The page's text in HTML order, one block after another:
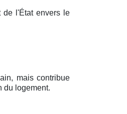
de l'État envers le
mais contribue
du logement.